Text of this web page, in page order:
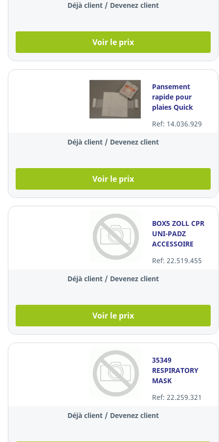
Déjà client / Devenez client
Voir le prix
Pansement
rapide pour
plaies Quick
blanc, par 20
pièces
Ref: 14.036.929
Déjà client / Devenez client
Voir le prix
BOX5 ZOLL CPR
UNI-PADZ
ACCESSOIRE
Ref: 22.519.455
Déjà client / Devenez client
Voir le prix
35349
RESPIRATORY
MASK
Ref: 22.259.321
Déjà client / Devenez client